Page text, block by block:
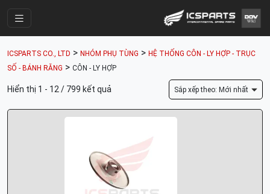
Parts Catalogue
Mã Phụ Tùng
Tài khoản
ICSPARTS CO., LTD > NHÓM PHỤ TÙNG > HỆ THỐNG CÔN - LY HỢP - TRỤC
SỐ - BÁNH RĂNG > CÔN - LY HỢP
Hiển thị 1 - 12 / 799 kết quả Sắp xếp theo: Mới nhất